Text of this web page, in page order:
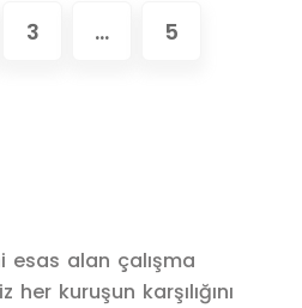
3 … 5
esas alan çalışma
her kuruşun karşılığını